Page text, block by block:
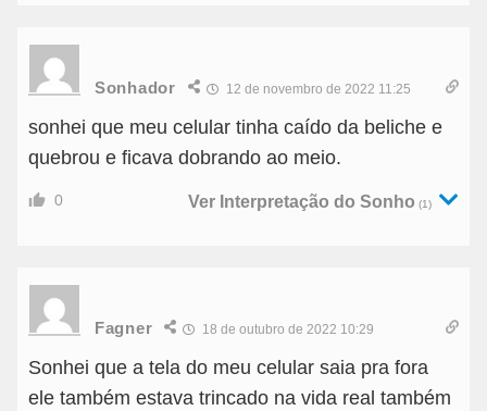
Sonhador 12 de novembro de 2022 11:25
sonhei que meu celular tinha caído da beliche e
quebrou e ficava dobrando ao meio.
0 Ver Interpretação do Sonho (1)
Fagner 18 de outubro de 2022 10:29
Sonhei que a tela do meu celular saia pra fora
ele também estava trincado na vida real também